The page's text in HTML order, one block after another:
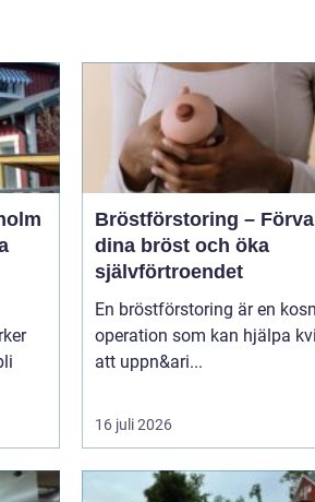
Bröstförstoring –
dina bröst och öka
självförtroendet
En bröstförstoring är en
operation som kan hjälpa
att uppn&ari...
16 juli 2026